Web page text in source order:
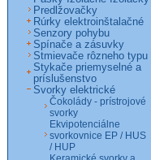
Predlžovačky
Rúrky elektroinštalačné
Senzory pohybu
Spínače a zásuvky
Stmievače rôzneho typu
Stykače priemyselné a
príslušenstvo
Svorky elektrické
Čokolády - prístrojové
svorky
Ekvipotenciálne
svorkovnice EP / HUS
/ HUP